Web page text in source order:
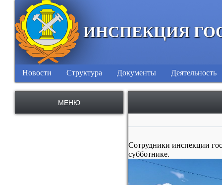
ИНСПЕКЦИЯ
Новости Структура Документы Деятельность
МЕНЮ
Сотрудники инспекции
субботнике.